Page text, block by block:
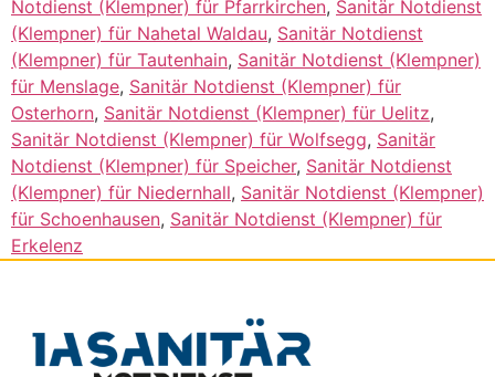
Notdienst (Klempner) für Pfarrkirchen, Sanitär Notdienst
(Klempner) für Nahetal Waldau, Sanitär Notdienst
(Klempner) für Tautenhain, Sanitär Notdienst (Klempner)
für Menslage, Sanitär Notdienst (Klempner) für
Osterhorn, Sanitär Notdienst (Klempner) für Uelitz,
Sanitär Notdienst (Klempner) für Wolfsegg, Sanitär
Notdienst (Klempner) für Speicher, Sanitär Notdienst
(Klempner) für Niedernhall, Sanitär Notdienst (Klempner)
für Schoenhausen, Sanitär Notdienst (Klempner) für
Erkelenz